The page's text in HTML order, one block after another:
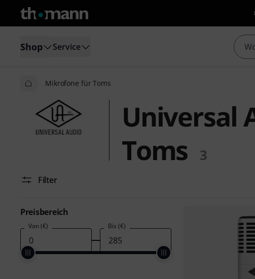
Shop Service
Mikrofone für Toms
Universal
Toms
3
Filter
Preisbereich
Von (€) Bis (€)